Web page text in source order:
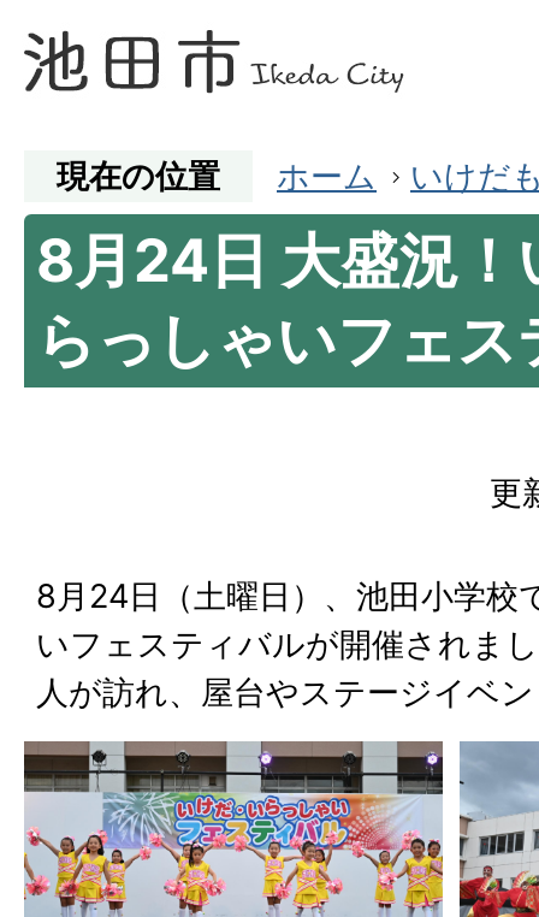
現在の位置 ホーム いけだ
8月24日 大盛況！
らっしゃいフェ
更
8月24日（土曜日）、池田小学校
いフェスティバルが開催されま
人が訪れ、屋台やステージイベ